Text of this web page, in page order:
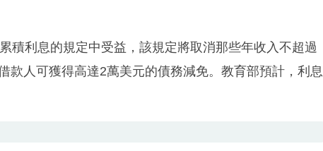
積利息的規定中受益，該規定將取消那些年收入不超過
款人可獲得高達2萬美元的債務減免。教育部預計，利息